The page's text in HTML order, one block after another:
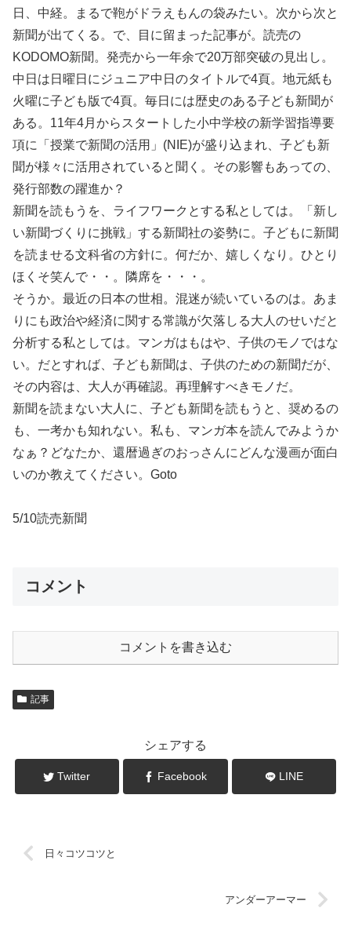
日、中経。まるで鞄がドラえもんの袋みたい。次から次と
新聞が出てくる。で、目に留まった記事が。読売の
KODOMO新聞。発売から一年余で20万部突破の見出し。
中日は日曜日にジュニア中日のタイトルで4頁。地元紙も
火曜に子ども版で4頁。毎日には歴史のある子ども新聞が
ある。11年4月からスタートした小中学校の新学習指導要
項に「授業で新聞の活用」(NIE)が盛り込まれ、子ども新
聞が様々に活用されていると聞く。その影響もあっての、
発行部数の躍進か？
新聞を読もうを、ライフワークとする私としては。「新し
い新聞づくりに挑戦」する新聞社の姿勢に。子どもに新聞
を読ませる文科省の方針に。何だか、嬉しくなり。ひとり
ほくそ笑んで・・。隣席を・・・。
そうか。最近の日本の世相。混迷が続いているのは。あま
りにも政治や経済に関する常識が欠落しる大人のせいだと
分析する私としては。マンガはもはや、子供のモノではな
い。だとすれば、子ども新聞は、子供のための新聞だが、
その内容は、大人が再確認。再理解すべきモノだ。
新聞を読まない大人に、子ども新聞を読もうと、奨めるの
も、一考かも知れない。私も、マンガ本を読んでみようか
なぁ？どなたか、還暦過ぎのおっさんにどんな漫画が面白
いのか教えてください。Goto
5/10読売新聞
コメント
コメントを書き込む
記事
シェアする
Twitter Facebook LINE
日々コツコツと
アンダーアーマー